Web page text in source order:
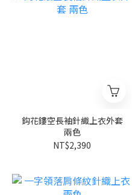
鈎花鏤空長袖針織上衣外套
兩色
NT$2,390